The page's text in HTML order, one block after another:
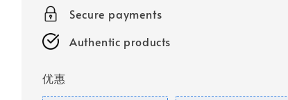
Secure payments
Authentic products
优惠